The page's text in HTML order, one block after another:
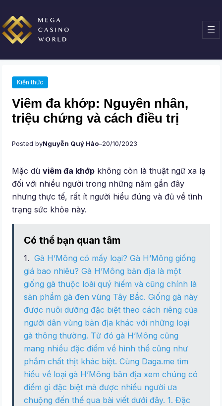
đến
phần
nội
dung
Kiến thức
Viêm đa khớp: Nguyên nhân,
triệu chứng và cách điều trị
Posted byNguyễn Quý Hảo–20/10/2023
Mặc dùviêm đa khớp không còn là thuật ngữ xa lạ
đối với nhiều người trong những năm gần đây
nhưng thực tế, rất ít người hiểu đúng và đủ về tình
trạng sức khỏe này.
Có thể bạn quan tâm
Gà H’Mông có mấy loại? Gà H’Mông giống
giá bao nhiêu? Gà H’Mông bản địa là một
giống gà thuộc loài quý hiếm và cũng chính là
sản phẩm gà đen vùng Tây Bắc. Giống gà này
được nuôi dưỡng đặc biệt theo cách riêng của
người dân vùng bản địa khác với những loại
gà thông thường. Từ đó gà H’Mông cũng
mang nhiều đặc điểm về hình thể cũng như
phẩm chất thịt khác biệt. Cùng Daga.me tìm
hiểu về loại gà H’Mông bản địa xem chúng có
điểm gì đặc biệt mà được nhiều người ưa
chuộng đến thế qua bài viết dưới đây. 1. Đặc